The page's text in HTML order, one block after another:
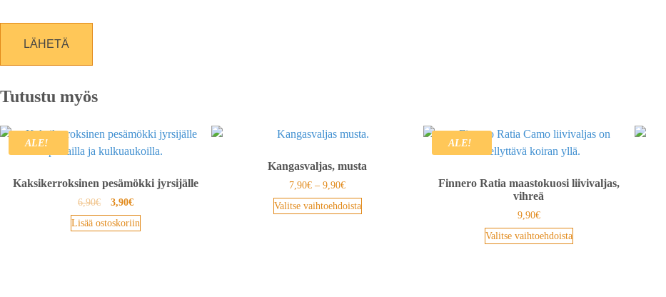
Tutustu myös
ALE!
Kaksikerroksinen pesämökki jyrsijälle
6,90€ 3,90€
Lisää ostoskoriin
Kangasvaljas, musta
7,90€ – 9,90€
Valitse vaihtoehdoista
ALE!
Finnero Ratia maastokuosi liivivaljas,
vihreä
9,90€
Valitse vaihtoehdoista